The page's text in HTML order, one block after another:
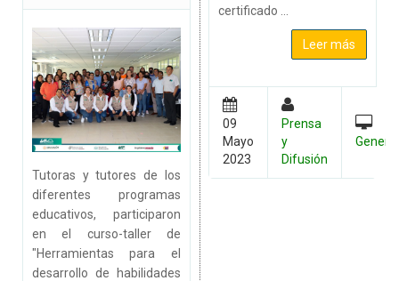
certificado ...
Leer más
09
Mayo
2023
Prensa
y
Difusión
General
Tutoras y tutores de los
diferentes programas
educativos, participaron
en el curso-taller de
"Herramientas para el
desarrollo de habilidades